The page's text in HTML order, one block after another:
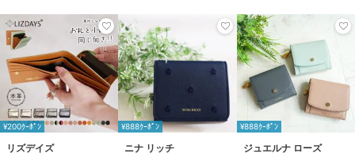
¥200ｸｰﾎﾟﾝ
リズデイズ
¥888ｸｰﾎﾟﾝ
ニナ リッチ
¥888ｸｰﾎﾟﾝ
ジュエルナ ローズ